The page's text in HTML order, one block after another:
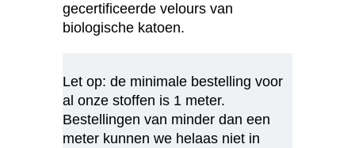
gecertificeerde velours van
biologische katoen.
Let op: de minimale bestelling voor
al onze stoffen is 1 meter.
Bestellingen van minder dan een
meter kunnen we helaas niet in